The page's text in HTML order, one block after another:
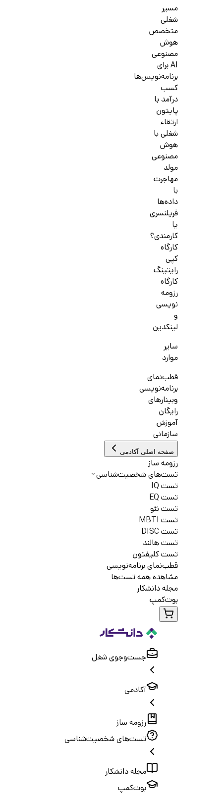
مسیر
شغلی
متخصص
هوش
مصنوعی
AI برای
برنامه‌نویس‌ها
کسب
درآمد با
پایتون
ارتقاء
شغلی با
هوش
مصنوعی
مولد
مهاجرت
با
داده‌ها
فریلنسری
یا
کارمندی؟
کارگاه
کپی
رایتینگ
کارگاه
رزومه
نویسی
و
لینکدین
سایر
موارد
قطب‌نمای
برنامه‌نویسی
وبینارهای
رایگان
آموزش
سازمانی
صفحه اصلی آکادمی
رزومه ساز
تست‌های شخصیت‌شناسی
تست IQ
تست EQ
تست نئو
تست MBTI
تست DISC
تست هالند
تست کلیفتون
قطب‌نمای برنامه‌نویسی
مشاهده همه تست‌ها
مجله دانشکار
بوت‌کمپ
جست‌و‌جوی شغل
آکادمی
رزومه ساز
تست‌های شخصیت‌شناسی
مجله دانشکار
بوت‌کمپ